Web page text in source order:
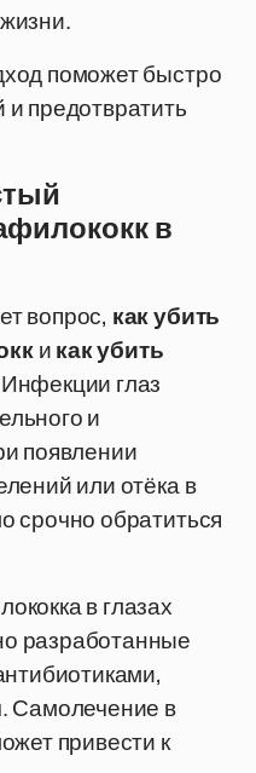
поможет быстро
предотвратить
в
вопрос, как убить
икак убить
глаз
и
появлении
или отёка в
срочно обратиться
в глазах
разработанные
Самолечение в
привести к